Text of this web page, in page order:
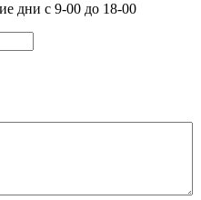
дни с 9-00 до 18-00